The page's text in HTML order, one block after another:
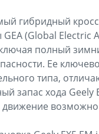
гибридный
GEA (Global
полный
Ее
типа,
запас хода Geely
движение